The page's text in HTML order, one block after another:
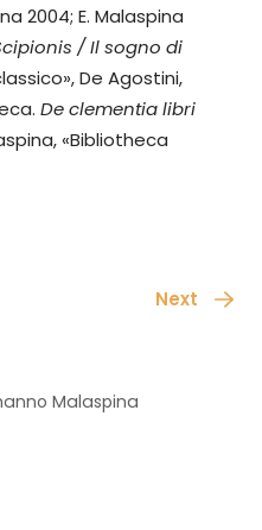
2004; E. Malaspina
/ Il sogno di
De Agostini,
De clementia libri
«Bibliotheca
Next
Malaspina